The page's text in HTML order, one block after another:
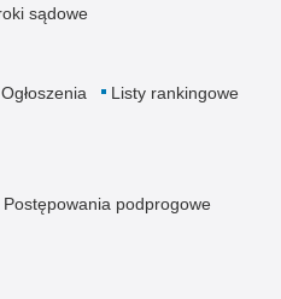
sądowe
Ogłoszenia
Listy rankingowe
Postępowania podprogowe